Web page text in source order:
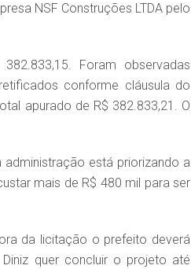
NSF Construções LTDA pelo
Foram observadas
conforme cláusula do
apurado de R$ 382.833,21. O
está priorizando a
mais de R$ 480 mil para ser
da licitação o prefeito deverá
quer concluir o projeto até